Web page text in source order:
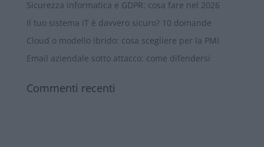
Sicurezza informatica e GDPR: cosa fare nel 2026
Il tuo sistema IT è davvero sicuro? 10 domande
Cloud o modello ibrido: cosa scegliere per la PMI
Email aziendale sotto attacco: come difendersi
Commenti recenti